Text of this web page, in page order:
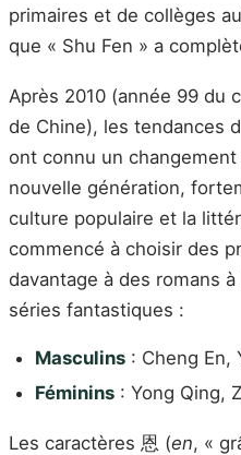
primaires et de collèges
que « Shu Fen » a
Après 2010 (année 99 du
de Chine), les tendances
ont connu un
nouvelle génération,
culture populaire et la
commencé à choisir des
davantage à des romans
séries fantastiques :
Masculins : Cheng En,
Féminins : Yong Qing,
Les caractères 恩 (en, «